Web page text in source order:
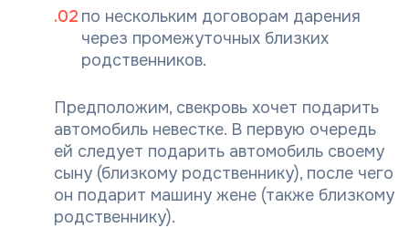
по нескольким договорам дарения
через промежуточных близких
родственников.
Предположим, свекровь хочет подарить
автомобиль невестке. В первую очередь
ей следует подарить автомобиль своему
сыну (близкому родственнику), после чего
он подарит машину жене (также близкому
родственнику).